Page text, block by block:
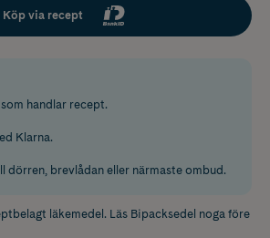
Köp via recept
handlar recept.
Klarna.
dörren, brevlådan eller närmaste ombud.
läkemedel. Läs Bipacksedel noga före